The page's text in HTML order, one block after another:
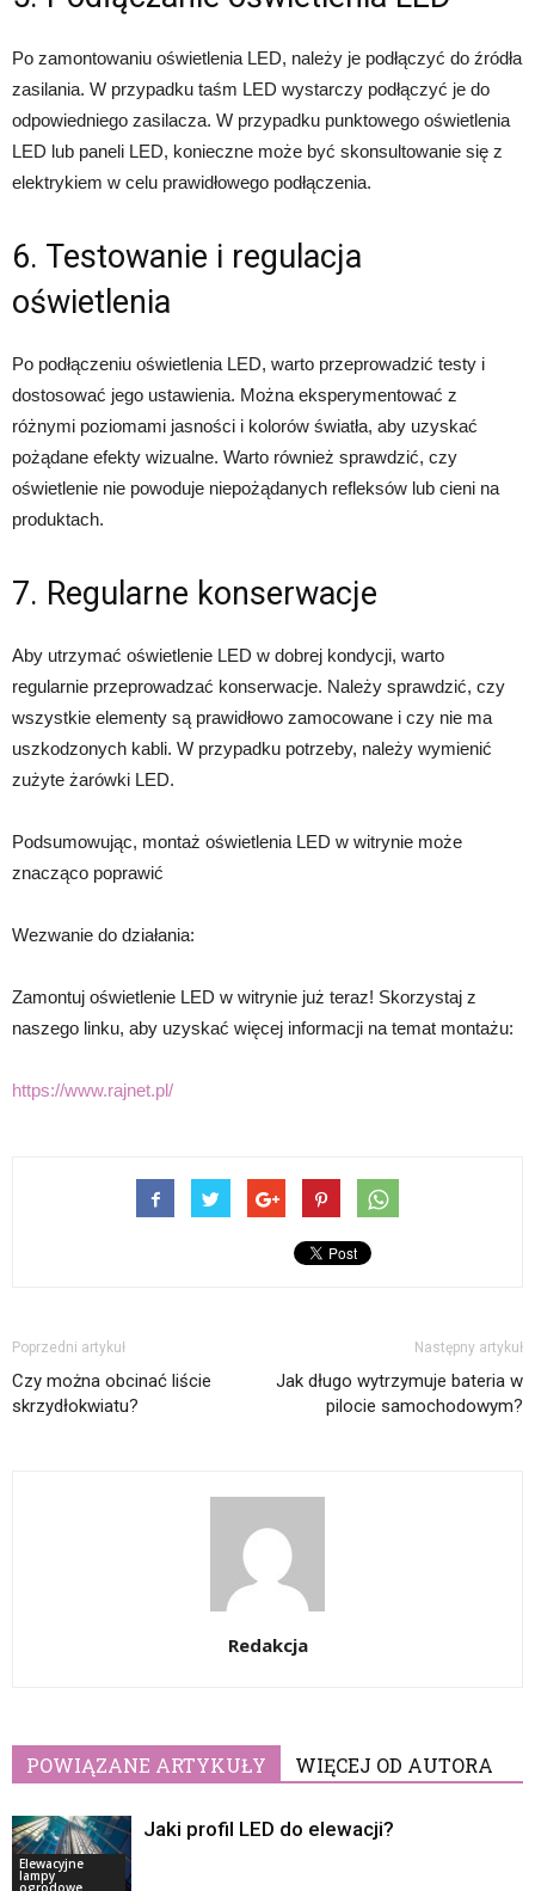
Po zamontowaniu oświetlenia LED, należy je podłączyć do źródła
zasilania. W przypadku taśm LED wystarczy podłączyć je do
odpowiedniego zasilacza. W przypadku punktowego oświetlenia
LED lub paneli LED, konieczne może być skonsultowanie się z
elektrykiem w celu prawidłowego podłączenia.
6. Testowanie i regulacja
oświetlenia
Po podłączeniu oświetlenia LED, warto przeprowadzić testy i
dostosować jego ustawienia. Można eksperymentować z
różnymi poziomami jasności i kolorów światła, aby uzyskać
pożądane efekty wizualne. Warto również sprawdzić, czy
oświetlenie nie powoduje niepożądanych refleksów lub cieni na
produktach.
7. Regularne konserwacje
Aby utrzymać oświetlenie LED w dobrej kondycji, warto
regularnie przeprowadzać konserwacje. Należy sprawdzić, czy
wszystkie elementy są prawidłowo zamocowane i czy nie ma
uszkodzonych kabli. W przypadku potrzeby, należy wymienić
zużyte żarówki LED.
Podsumowując, montaż oświetlenia LED w witrynie może
znacząco poprawić
Wezwanie do działania:
Zamontuj oświetlenie LED w witrynie już teraz! Skorzystaj z
naszego linku, aby uzyskać więcej informacji na temat montażu:
https://www.rajnet.pl/
Poprzedni artykuł
Czy można obcinać liście
skrzydłokwiatu?
Następny artykuł
Jak długo wytrzymuje bateria w
pilocie samochodowym?
Redakcja
POWIĄZANE ARTYKUŁY WIĘCEJ OD AUTORA
Elewacyjne
lampy
ogrodowe
Jaki profil LED do elewacji?